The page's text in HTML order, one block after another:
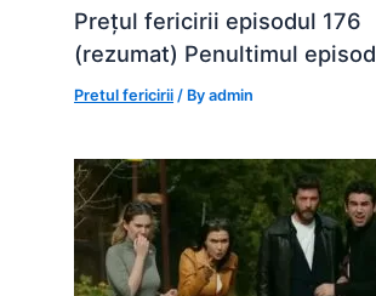
Prețul fericirii episodul 176
(rezumat) Penultimul episod
Pretul fericirii / Byadmin